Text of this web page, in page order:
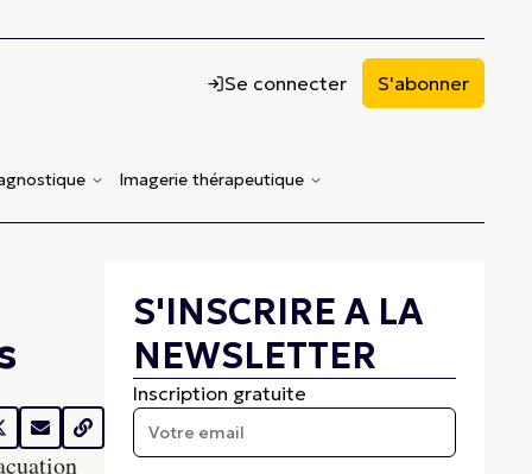
Se connecter S'abonner
Imagerie thérapeutique
S'INSCRIRE A LA
NEWSLETTER
Inscription gratuite